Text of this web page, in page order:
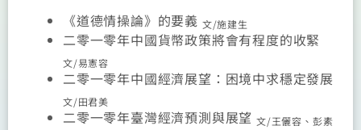
《道德情操論》的要義 文/施建生
二零一零年中國貨幣政策將會有程度的收緊
文/易憲容
二零一零年中國經濟展望：困境中求穩定發展
文/田君美
二零一零年臺灣經濟預測與展望文/王儷容、彭素